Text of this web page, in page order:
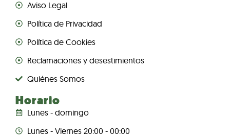
Aviso Legal
Política de Privacidad
Política de Cookies
Reclamaciones y desestimientos
Quiénes Somos
Horario
Lunes - domingo
Lunes - Viernes 20:00 - 00:00